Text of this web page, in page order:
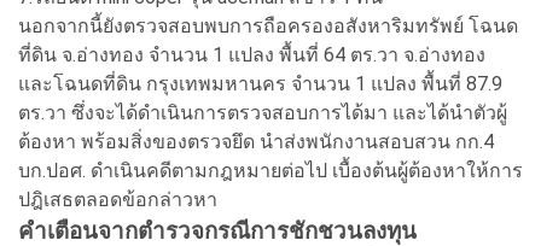
นอกจากนี้ยังตรวจสอบพบการถือครองอสังหาริมทรัพย์ โฉนด
ที่ดิน จ.อ่างทอง จำนวน 1 แปลง พื้นที่ 64 ตร.วา จ.อ่างทอง
และโฉนดที่ดิน กรุงเทพมหานคร จำนวน 1 แปลง พื้นที่ 87.9
ตร.วา ซึ่งจะได้ดำเนินการตรวจสอบการได้มา และได้นำตัวผู้
ต้องหา พร้อมสิ่งของตรวจยึด นำส่งพนักงานสอบสวน กก.4
บก.ปอศ. ดำเนินคดีตามกฎหมายต่อไป เบื้องต้นผู้ต้องหาให้การ
ปฎิเสธตลอดข้อกล่าวหา
คำเตือนจากตำรวจกรณีการชักชวนลงทุน